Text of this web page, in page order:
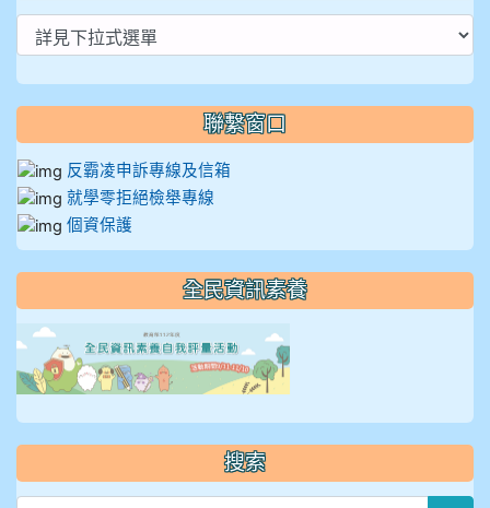
聯繫窗口
反霸凌申訴專線及信箱
就學零拒絕檢舉專線
個資保護
全民資訊素養
搜索